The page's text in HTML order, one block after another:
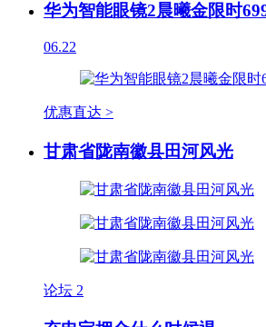
华为智能眼镜2晨曦金限时
06.22
优惠直达 >
甘肃省陇南徽县田河风光
论坛 2